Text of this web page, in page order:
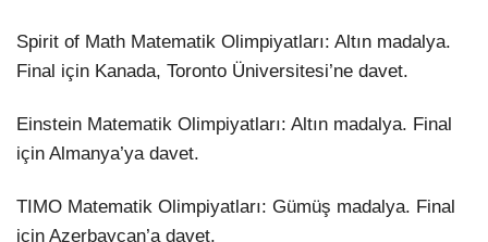
Spirit of Math Matematik Olimpiyatları: Altın madalya.
Final için Kanada, Toronto Üniversitesi’ne davet.
Einstein Matematik Olimpiyatları: Altın madalya. Final
için Almanya’ya davet.
TIMO Matematik Olimpiyatları: Gümüş madalya. Final
için Azerbaycan’a davet.